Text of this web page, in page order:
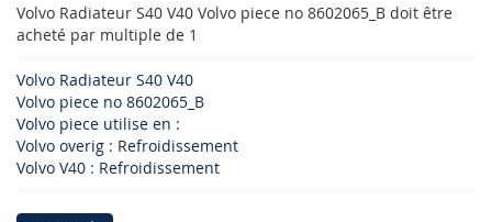
Volvo Radiateur S40 V40 Volvo piece no 8602065_B doit être
acheté par multiple de 1
Volvo Radiateur S40 V40
Volvo piece no 8602065_B
Volvo piece utilise en :
Volvo overig : Refroidissement
Volvo V40 : Refroidissement